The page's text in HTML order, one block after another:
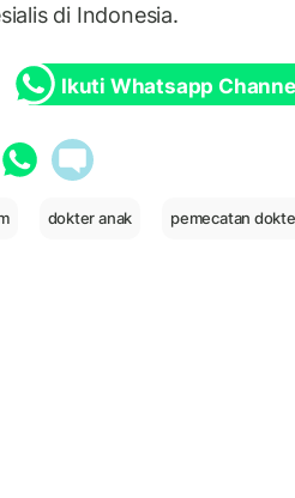
di Indonesia.
Ikuti Whatsapp
dokter anak pemecatan